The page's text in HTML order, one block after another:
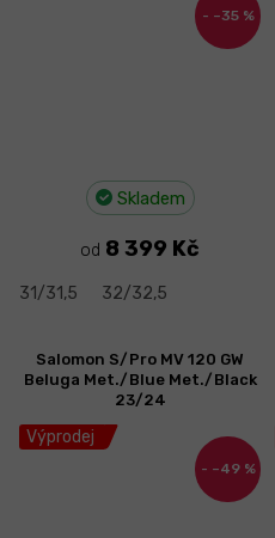
–35 %
Skladem
od 8 399 Kč
31/31,5 32/32,5
Výprodej
–49 %
Salomon S/Pro MV 120 GW
Beluga Met./Blue Met./Black
23/24